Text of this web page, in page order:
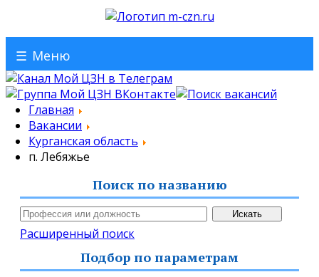
☰ Меню
Главная
Вакансии
Курганская область
п. Лебяжье
Поиск по названию
Расширенный поиск
Подбор по параметрам